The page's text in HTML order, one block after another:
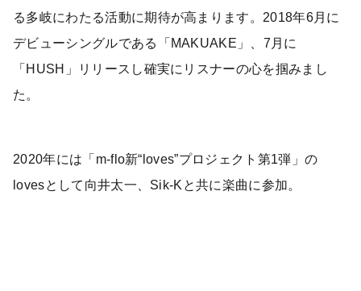
る多岐にわたる活動に期待が高まります。2018年6月に
デビューシングルである「MAKUAKE」、7月に
「HUSH」リリースし確実にリスナーの心を掴みまし
た。
2020年には「m-flo新“loves”プロジェクト第1弾」の
lovesとして向井太一、Sik-Kと共に楽曲に参加。